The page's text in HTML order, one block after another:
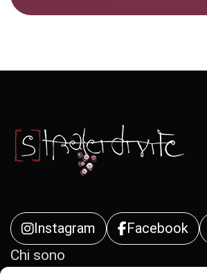
Instagram Facebook
Chi sono